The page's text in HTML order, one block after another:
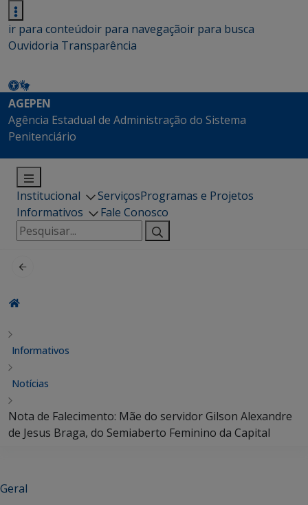
ir para conteúdoir para navegaçãoir para busca
Ouvidoria Transparência
AGEPEN
Agência Estadual de Administração do Sistema
Penitenciário
Institucional ServiçosProgramas e Projetos
Informativos
Fale Conosco
Pesquisar
por:
Informativos
Notícias
Nota de Falecimento: Mãe do servidor Gilson Alexandre
de Jesus Braga, do Semiaberto Feminino da Capital
Geral